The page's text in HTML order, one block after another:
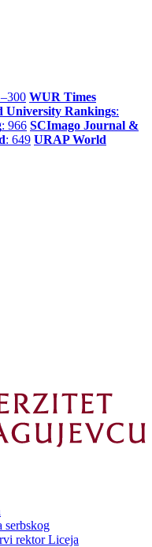
WUR Times
University Rankings:
: 966 SCImago Journal &
: 649 URAP World
serbskog
rektor Liceja